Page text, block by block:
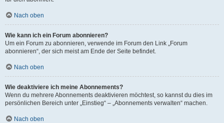
Nach oben
Wie kann ich ein Forum abonnieren?
Um ein Forum zu abonnieren, verwende im Forum den Link „Forum
abonnieren“, der sich meist am Ende der Seite befindet.
Nach oben
Wie deaktiviere ich meine Abonnements?
Wenn du mehrere Abonnements deaktivieren möchtest, so kannst du dies im
persönlichen Bereich unter „Einstieg“ – „Abonnements verwalten“ machen.
Nach oben